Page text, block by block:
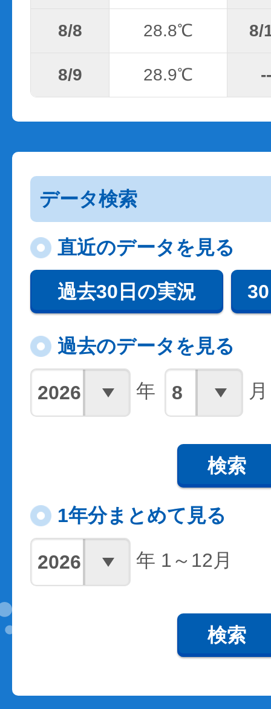
8/8 28.8℃ 8/
8/9 28.9℃ --
データ検索
直近のデータを見る
過去30日の実況
過去のデータを見る
年 月
検索
1年分まとめて見る
年 1～12月
検索